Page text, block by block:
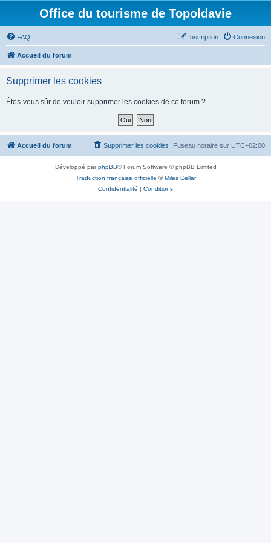
Office du tourisme de Topoldavie
FAQ Connexion
Inscription
Accueil du forum
Supprimer les cookies
Êtes-vous sûr de vouloir supprimer les cookies de ce forum ?
Accueil du forum Fuseau horaire sur UTC+02:00
Supprimer les cookies
Développé parphpBB® Forum Software © phpBB Limited
Traduction française officielle ©Miles Cellar
Confidentialité | Conditions